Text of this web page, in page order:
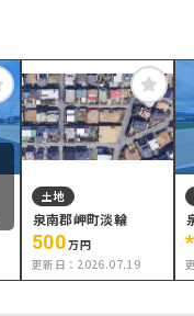
土地
泉南郡岬町淡輪
500万円
更新日： 2026.07.19